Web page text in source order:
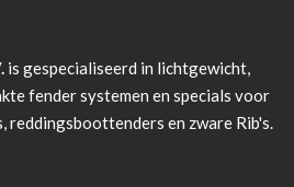
is gespecialiseerd in lichtgewicht,
fender systemen en specials voor
en zware Rib's.